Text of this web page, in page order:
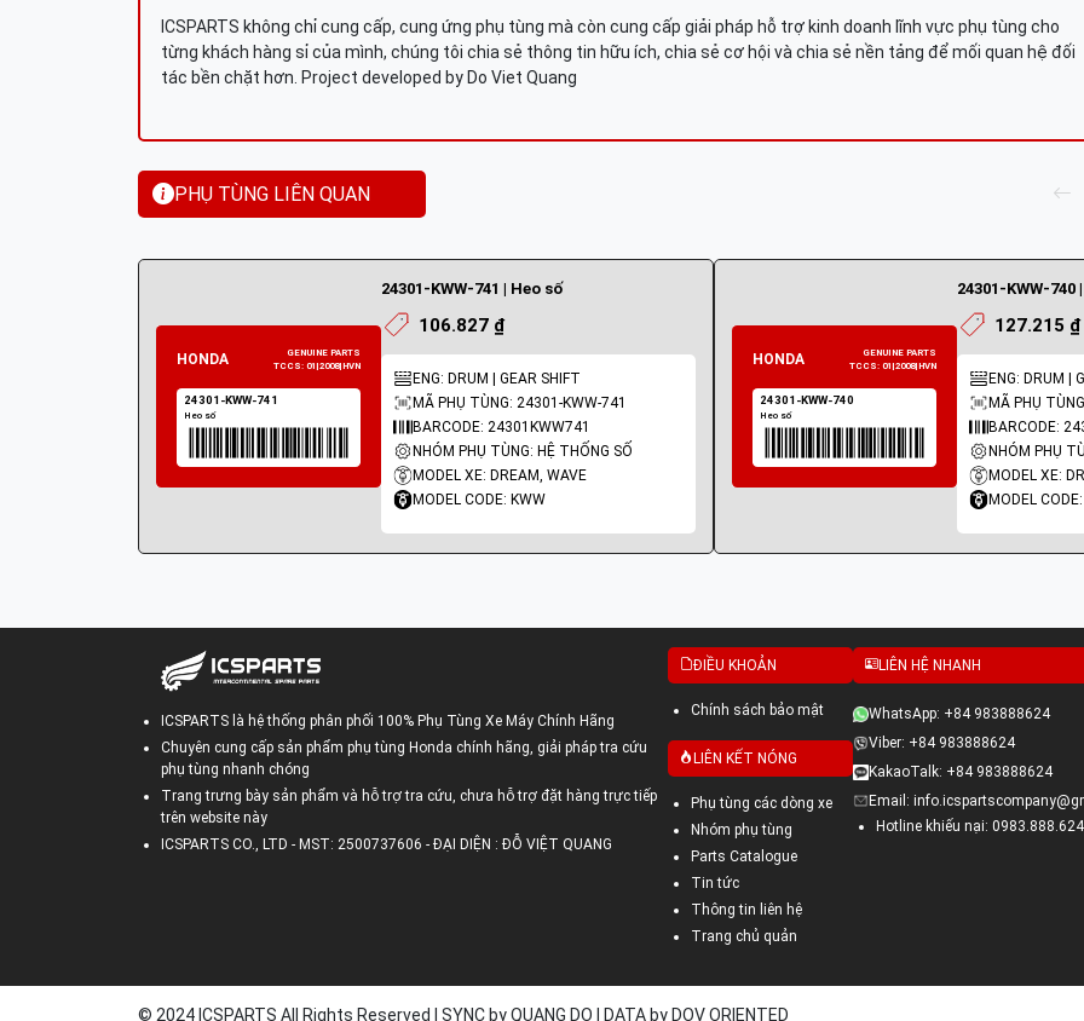
ICSPARTS không chỉ cung cấp, cung ứng phụ tùng mà còn cung cấp giải pháp hỗ trợ kinh doanh lĩnh vực phụ tùng cho
từng khách hàng sỉ của mình, chúng tôi chia sẻ thông tin hữu ích, chia sẻ cơ hội và chia sẻ nền tảng để mối quan hệ đối
tác bền chặt hơn. Project developed by Do Viet Quang
PHỤ TÙNG LIÊN QUAN
24301-KWW-741 | Heo số
106.827 ₫
ENG: DRUM | GEAR SHIFT
MÃ PHỤ TÙNG: 24301-KWW-741
BARCODE: 24301KWW741
NHÓM PHỤ TÙNG: HỆ THỐNG SỐ
MODEL XE: DREAM, WAVE
MODEL CODE: KWW
24301-KWW-740 |
127.215 ₫
ENG: DRUM |
MÃ PHỤ
BARCODE:
NHÓM PHỤ
MODEL XE:
MODEL CODE:
ICSPARTS là hệ thống phân phối 100% Phụ Tùng Xe Máy Chính Hãng
Chuyên cung cấp sản phẩm phụ tùng Honda chính hãng, giải pháp tra cứu
phụ tùng nhanh chóng
Trang trưng bày sản phẩm và hỗ trợ tra cứu, chưa hỗ trợ đặt hàng trực tiếp
trên website này
ICSPARTS CO., LTD - MST: 2500737606 - ĐẠI DIỆN : ĐỖ VIỆT QUANG
ĐIỀU KHOẢN
Chính sách bảo mật
LIÊN KẾT NÓNG
Phụ tùng các dòng xe
Nhóm phụ tùng
Parts Catalogue
Tin tức
Thông tin liên hệ
Trang chủ quản
LIÊN HỆ NHANH
WhatsApp: +84 983888624
Viber: +84 983888624
KakaoTalk: +84 983888624
Email:
Hotline khiếu nại: 0983.888.624
© 2024 ICSPARTS All Rights Reserved | SYNC by QUANG DO | DATA by DOV ORIENTED